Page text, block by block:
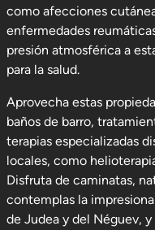
como afecciones
enfermedades
presión atmosférica a
para la salud.
Aprovecha estas
baños de barro,
terapias especializadas
locales, como
Disfruta de caminatas,
contemplas la
de Judea y del Néguev,